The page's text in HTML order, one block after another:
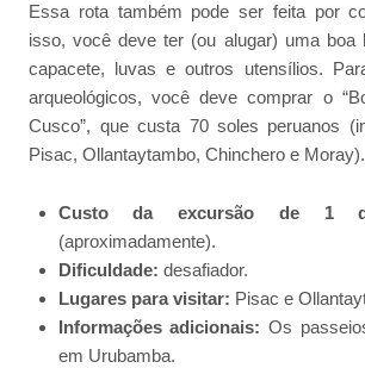
Essa rota também pode ser feita por
isso, você deve ter (ou alugar) uma boa
capacete, luvas e outros utensílios.
arqueológicos, você deve comprar o
Cusco”, que custa 70 soles peruanos
Pisac, Ollantaytambo, Chinchero e Moray).
Custo da excursão de 1
(aproximadamente).
Dificuldade: desafiador.
Lugares para visitar: Pisac e
Informações adicionais: Os
em Urubamba.